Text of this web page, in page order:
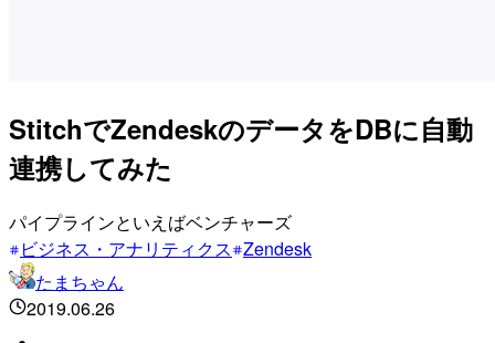
StitchでZendeskのデータをDBに自動
連携してみた
パイプラインといえばベンチャーズ
ビジネス・アナリティクス Zendesk
たまちゃん
2019.06.26